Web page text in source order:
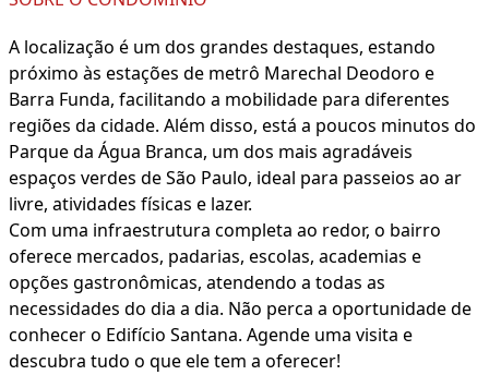
A localização é um dos grandes destaques, estando
próximo às estações de metrô Marechal Deodoro e
Barra Funda, facilitando a mobilidade para diferentes
regiões da cidade. Além disso, está a poucos minutos do
Parque da Água Branca, um dos mais agradáveis
espaços verdes de São Paulo, ideal para passeios ao ar
livre, atividades físicas e lazer.
Com uma infraestrutura completa ao redor, o bairro
oferece mercados, padarias, escolas, academias e
opções gastronômicas, atendendo a todas as
necessidades do dia a dia. Não perca a oportunidade de
conhecer o Edifício Santana. Agende uma visita e
descubra tudo o que ele tem a oferecer!